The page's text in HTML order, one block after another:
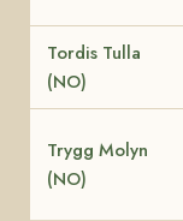
Tordis Tulla
(NO)
Trygg Molyn
(NO)